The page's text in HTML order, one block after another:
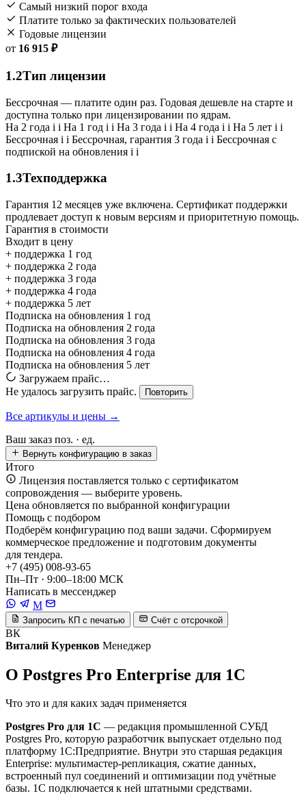
Самый низкий порог входа
Платите только за фактических пользователей
Годовые лицензии
от 16 915 ₽
1.2Тип лицензии
Бессрочная — платите один раз. Годовая дешевле на старте и
доступна только при лицензировании по ядрам.
На 2 года i i На 1 год i i На 3 года i i На 4 года i i На 5 лет i i
Бессрочная i i Бессрочная, гарантия 3 года i i Бессрочная с
подпиской на обновления i i
1.3Техподдержка
Гарантия 12 месяцев уже включена. Сертификат поддержки
продлевает доступ к новым версиям и приоритетную помощь.
Гарантия в стоимости
Входит в цену
+ поддержка 1 год
+ поддержка 2 года
+ поддержка 3 года
+ поддержка 4 года
+ поддержка 5 лет
Подписка на обновления 1 год
Подписка на обновления 2 года
Подписка на обновления 3 года
Подписка на обновления 4 года
Подписка на обновления 5 лет
Загружаем прайс…
Не удалось загрузить прайс.
Повторить
Все артикулы и цены →
Ваш заказ поз. · ед.
Вернуть конфигурацию в заказ
Итого
Лицензия поставляется только с сертификатом
сопровождения — выберите уровень.
Цена обновляется по выбранной конфигурации
Помощь с подбором
Подберём конфигурацию под ваши задачи. Сформируем
коммерческое предложение и подготовим документы
для тендера.
+7 (495) 008-93-65
Пн–Пт · 9:00–18:00 МСК
Написать в мессенджер
M
Запросить КП с печатью Счёт с отсрочкой
ВК
Виталий Куренков Менеджер
О Postgres Pro Enterprise для 1С
Что это и для каких задач применяется
Postgres Pro для 1С — редакция промышленной СУБД
Postgres Pro, которую разработчик выпускает отдельно под
платформу 1С:Предприятие. Внутри это старшая редакция
Enterprise: мультимастер-репликация, сжатие данных,
встроенный пул соединений и оптимизации под учётные
базы. 1С подключается к ней штатными средствами.